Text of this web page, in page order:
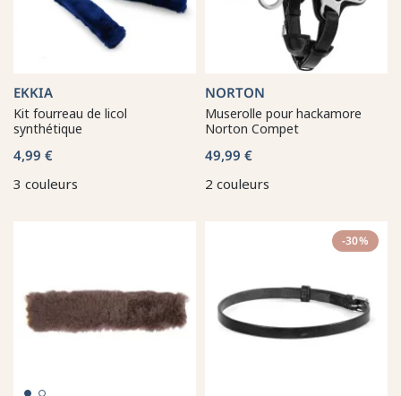
EKKIA
Kit fourreau de licol
synthétique
4,99 €
3 couleurs
NORTON
Muserolle pour hackamore
Norton Compet
49,99 €
2 couleurs
-30%